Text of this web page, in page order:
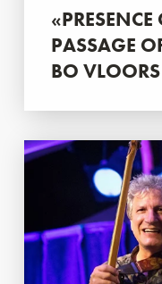
PASSAGE
BO VLOORS